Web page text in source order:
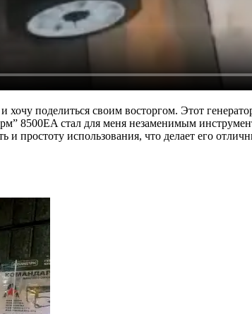
поделиться своим восторгом. Этот
8500EA стал для меня незаменимым
и простоту использования, что делает его